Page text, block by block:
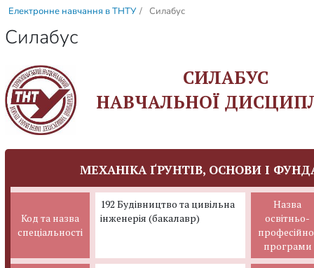
Електронне навчання в ТНТУ / Силабус
Силабус
СИЛАБУС
НАВЧАЛЬНОЇ
МЕХАНІКА ҐРУНТІВ, ОСНОВИ І
Код та назва
спеціальності
Назва
освітньо-
програми
192 Будівництво та цивільна
інженерія (бакалавр)